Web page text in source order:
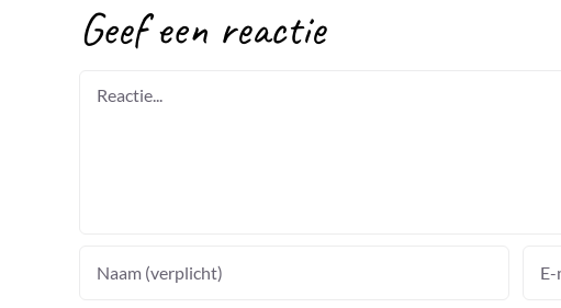
Geef een reactie